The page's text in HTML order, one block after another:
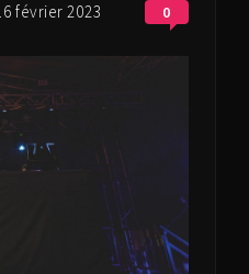
février 2023 0